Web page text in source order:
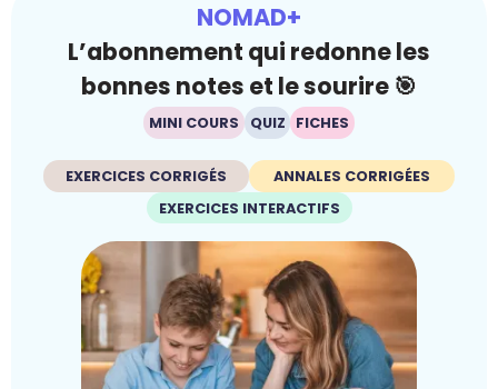
NOMAD+
L’abonnement qui redonne les
bonnes notes et le sourire 🎯
MINI COURS QUIZ FICHES
EXERCICES CORRIGÉS
ANNALES CORRIGÉES
EXERCICES INTERACTIFS